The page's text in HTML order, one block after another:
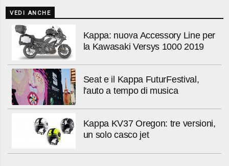
VEDI ANCHE
Kappa: nuova Accessory Line per
la Kawasaki Versys 1000 2019
Seat e il Kappa FuturFestival,
l'auto a tempo di musica
Kappa KV37 Oregon: tre versioni,
un solo casco jet